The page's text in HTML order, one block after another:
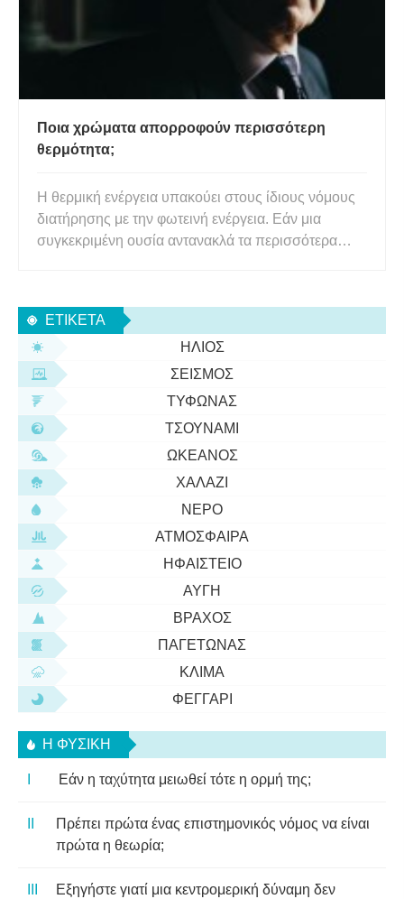
Ποια χρώματα απορροφούν περισσότερη
θερμότητα;
Η θερμική ενέργεια υπακούει στους ίδιους νόμους
διατήρησης με την φωτεινή ενέργεια. Εάν μια
συγκεκριμένη ουσία αντανακλά τα περισσότερα
φύσης του οπτικού φωτός, τα χρώματα που
αντανακλούν τα περισσότερα μήκη κ
ΕΤΙΚΈΤΑ
ΉΛΙΟΣ
ΣΕΙΣΜΌΣ
ΤΥΦΏΝΑΣ
ΤΣΟΥΝΆΜΙ
ΩΚΕΑΝΌΣ
ΧΑΛΆΖΙ
ΝΕΡΌ
ΑΤΜΌΣΦΑΙΡΑ
ΗΦΑΊΣΤΕΙΟ
ΑΥΓΉ
ΒΡΆΧΟΣ
ΠΑΓΕΤΏΝΑΣ
ΚΛΊΜΑ
ΦΕΓΓΆΡΙ
Η ΦΥΣΙΚΗ
Εάν η ταχύτητα μειωθεί τότε η ορμή της;
Πρέπει πρώτα ένας επιστημονικός νόμος να είναι
πρώτα η θεωρία;
Εξηγήστε γιατί μια κεντρομερική δύναμη δεν